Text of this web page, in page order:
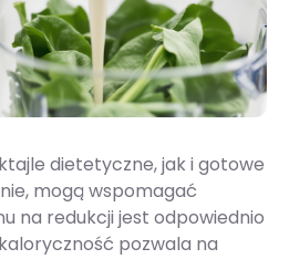
dietetyczne, jak i gotowe
mogą wspomagać
na redukcji jest odpowiednio
pozwala na